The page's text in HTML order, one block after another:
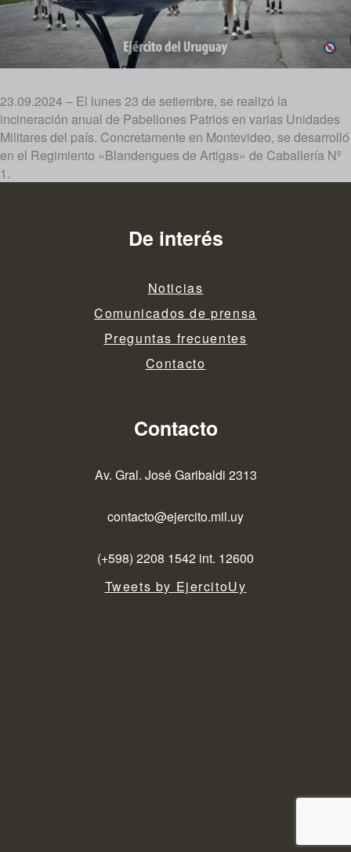
23.09.2024 – El lunes 23 de setiembre, se realizó la
incineración anual de Pabellones Patrios en varias Unidades
Militares del país. Concretamente en Montevideo, se desarrolló
en el Regimiento «Blandengues de Artigas» de Caballería Nº
1.
De interés
Noticias
Comunicados de prensa
Preguntas frecuentes
Contacto
Contacto
Av. Gral. José Garibaldi 2313
contacto@ejercito.mil.uy
(+598) 2208 1542 int. 12600
Tweets by EjercitoUy